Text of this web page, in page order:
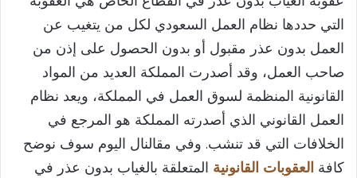
التي حددها نظام العمل السعودي لكل من يتغيب عن
العمل بدون عذر مقبول أو بدون الحصول على إذن من
صاحب العمل، وقد أصدرت المملكة العديد من المواد
القانونية المنظمة لسوق العمل في المملكة، ويعد نظام
العمل القانوني الذي أصدرته المملكة هو المرجع في
الخلافات التي قد تنشب. وفي مقالنال اليوم سوف نوضح
كافة العقوبات القانونية المتعلقة بالغياب بدون عذر في